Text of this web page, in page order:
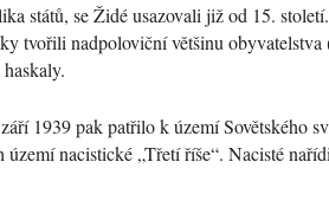
států, se Židé usazovali již od 15.
tvořili nadpoloviční většinu
1939 pak patřilo k území Sovětského
území nacistické Třetí říše . Nacisté